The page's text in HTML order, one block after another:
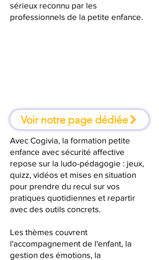
sérieux reconnu par les
professionnels de la petite enfance.
Voir notre page dédiée
Avec Cogivia, la formation petite
enfance avec sécurité affective
repose sur la ludo-pédagogie : jeux,
quizz, vidéos et mises en situation
pour prendre du recul sur vos
pratiques quotidiennes et repartir
avec des outils concrets.
Les thèmes couvrent
l'accompagnement de l'enfant, la
gestion des émotions, la